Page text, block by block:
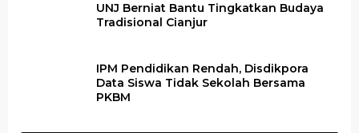
UNJ Berniat Bantu Tingkatkan Budaya
Tradisional Cianjur
IPM Pendidikan Rendah, Disdikpora
Data Siswa Tidak Sekolah Bersama
PKBM